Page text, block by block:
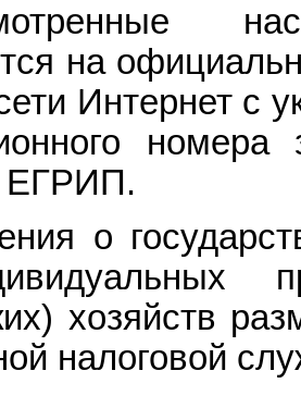
на
Интернет с
ЕГРИП.
о
хозяйств
налоговой